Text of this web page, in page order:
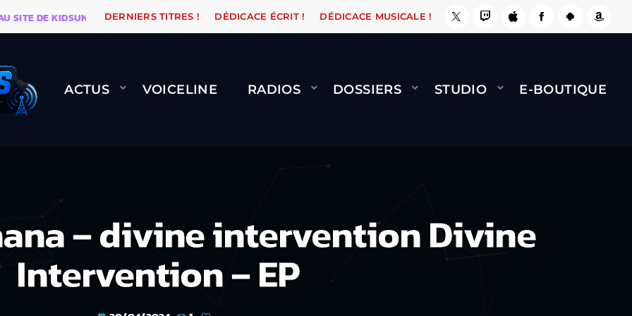
KIDSUNE WARÉTRO ORANGE ROAD QUI PASSE, ÇA LE FAIT ! NAMI BERNARD MINET - FLY
DERNIERS TITRES ! DÉDICACE ÉCRIT ! DÉDICACE MUSICALE !
ACTUS VOICELINE RADIOS DOSSIERS STUDIO E-BOUTIQUE
– divine intervention Divine
Intervention – EP